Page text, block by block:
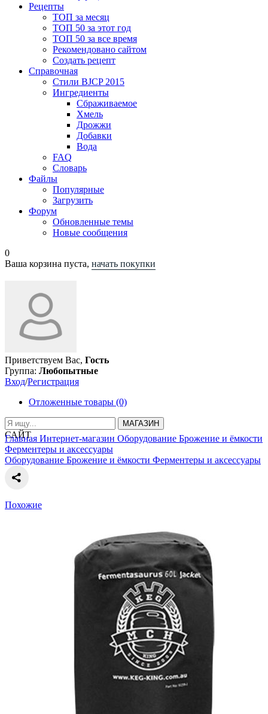
Рецепты
ТОП за месяц
ТОП 50 за этот год
ТОП 50 за все время
Рекомендовано сайтом
Создать рецепт
Справочная
Стили BJCP 2015
Ингредиенты
Сбраживаемое
Хмель
Дрожжи
Добавки
Вода
FAQ
Словарь
Файлы
Популярные
Загрузить
Форум
Обновленные темы
Новые сообщения
0
Ваша корзина пуста, начать покупки
Приветствуем Вас, Гость
Группа: Любопытные
Вход/Регистрация
Отложенные товары (0)
МАГАЗИН
САЙТ
Главная Интернет-магазин Оборудование Брожение и ёмкости
Ферментеры и аксессуары
Оборудование Брожение и ёмкости Ферментеры и аксессуары
Похожие